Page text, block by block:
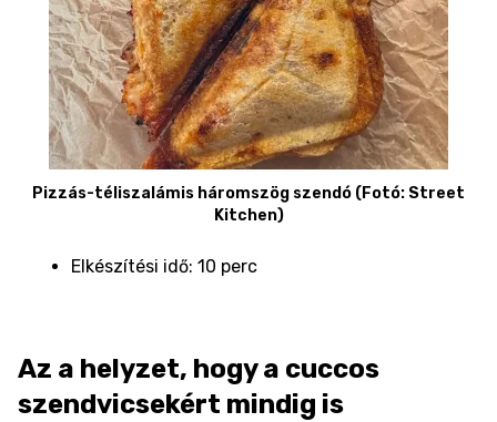
Pizzás-téliszalámis háromszög szendó (Fotó: Street
Kitchen)
Elkészítési idő: 10 perc
Az a helyzet, hogy a cuccos
szendvicsekért mindig is